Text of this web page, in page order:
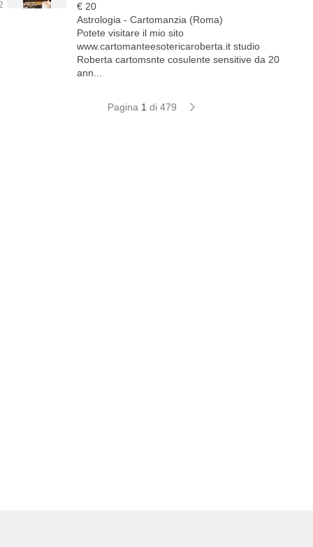
€ 20
Astrologia - Cartomanzia (Roma)
Potete visitare il mio sito
www.cartomanteesotericaroberta.it studio
Roberta cartomsnte cosulente sensitive da 20
ann...
Pagina 1 di 479